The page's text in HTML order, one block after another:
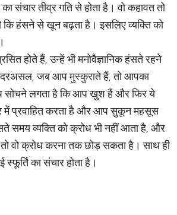
संचार तीव्र गति से होता है। वो कहावत तो
कि हंसने से खून बढ़ता है। इसलिए व्यक्ति को
होते हैं, उन्हें भी मनोवैज्ञानिक हंसते रहने
जब आप मुस्कुराते हैं, तो आपका
सोचने लगता है कि आप खुश हैं और फिर ये
में प्रवाहित करता है और आप सुकून महसूस
समय व्यक्ति को क्रोध भी नहीं आता है, और
वो क्रोध करना तक छोड़ सकता है। साथ ही
का संचार होता है।